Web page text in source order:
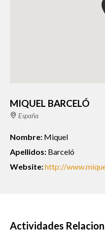
MIQUEL BARCELÓ
España
Nombre: Miquel
Apellidos: Barceló
Website:http://
Actividades